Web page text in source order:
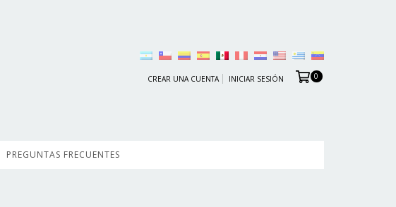
CREAR UNA CUENTA INICIAR SESIÓN 0
PREGUNTAS FRECUENTES